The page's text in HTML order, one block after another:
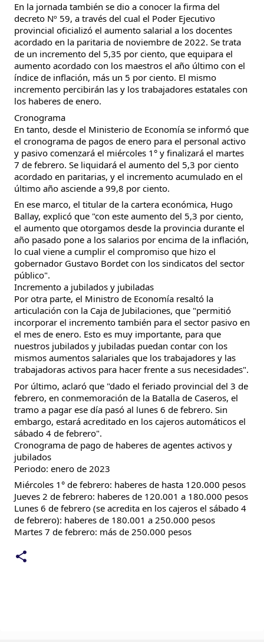
En la jornada también se dio a conocer la firma del
decreto Nº 59, a través del cual el Poder Ejecutivo
provincial oficializó el aumento salarial a los docentes
acordado en la paritaria de noviembre de 2022. Se trata
de un incremento del 5,35 por ciento, que equipara el
aumento acordado con los maestros el año último con el
índice de inflación, más un 5 por ciento. El mismo
incremento percibirán las y los trabajadores estatales con
los haberes de enero.
Cronograma
En tanto, desde el Ministerio de Economía se informó que
el cronograma de pagos de enero para el personal activo
y pasivo comenzará el miércoles 1° y finalizará el martes
7 de febrero. Se liquidará el aumento del 5,3 por ciento
acordado en paritarias, y el incremento acumulado en el
último año asciende a 99,8 por ciento.
En ese marco, el titular de la cartera económica, Hugo
Ballay, explicó que "con este aumento del 5,3 por ciento,
el aumento que otorgamos desde la provincia durante el
año pasado pone a los salarios por encima de la inflación,
lo cual viene a cumplir el compromiso que hizo el
gobernador Gustavo Bordet con los sindicatos del sector
público".
Incremento a jubilados y jubiladas
Por otra parte, el Ministro de Economía resaltó la
articulación con la Caja de Jubilaciones, que "permitió
incorporar el incremento también para el sector pasivo en
el mes de enero. Esto es muy importante, para que
nuestros jubilados y jubiladas puedan contar con los
mismos aumentos salariales que los trabajadores y las
trabajadoras activos para hacer frente a sus necesidades".
Por último, aclaró que "dado el feriado provincial del 3 de
febrero, en conmemoración de la Batalla de Caseros, el
tramo a pagar ese día pasó al lunes 6 de febrero. Sin
embargo, estará acreditado en los cajeros automáticos el
sábado 4 de febrero".
Cronograma de pago de haberes de agentes activos y
jubilados
Periodo: enero de 2023
Miércoles 1° de febrero: haberes de hasta 120.000 pesos
Jueves 2 de febrero: haberes de 120.001 a 180.000 pesos
Lunes 6 de febrero (se acredita en los cajeros el sábado 4
de febrero): haberes de 180.001 a 250.000 pesos
Martes 7 de febrero: más de 250.000 pesos